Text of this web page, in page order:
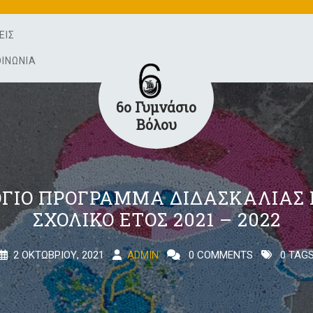
6ο Γυμνάσιο
Βόλου
ΠΡΌΓΡΑΜΜΑ ΔΙΔΑΣΚΑΛΊΑΣ
ΣΧΟΛΙΚΌ ΈΤΟΣ 2021 – 2022
2 ΟΚΤΩΒΡΊΟΥ, 2021 ADMIN 0 COMMENTS 0